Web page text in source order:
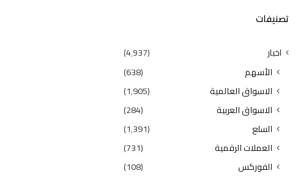
تصنيفات
اخبار (4٬937)
الأسهم
(638)
الاسواق العالمية
(1٬905)
الاسواق العربية
(284)
السلع
(1٬391)
العملات الرقمية
(731)
الفوركس
(108)